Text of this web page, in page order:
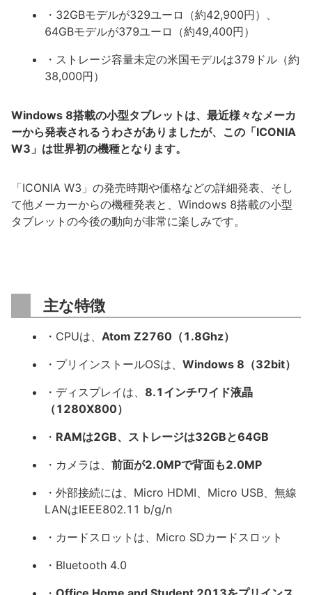
・32GBモデルが329ユーロ（約42,900円）、
64GBモデルが379ユーロ（約49,400円）
・ストレージ容量未定の米国モデルは379ドル（約
38,000円）
Windows 8搭載の小型タブレットは、最近様々なメーカ
ーから発表されるうわさがありましたが、この「ICONIA
W3」は世界初の機種となります。
「ICONIA W3」の発売時期や価格などの詳細発表、そし
て他メーカーからの機種発表と、Windows 8搭載の小型
タブレットの今後の動向が非常に楽しみです。
主な特徴
・CPUは、 Atom Z2760（1.8Ghz）
・プリインストールOSは、 Windows 8（32bit）
・ディスプレイは、 8.1インチワイド液晶
（1280X800）
・ RAMは2GB、ストレージは32GBと64GB
・カメラは、 前面が2.0MPで背面も2.0MP
・外部接続には、Micro HDMI、Micro USB、無線
LANはIEEE802.11 b/g/n
・カードスロットは、Micro SDカードスロット
・Bluetooth 4.0